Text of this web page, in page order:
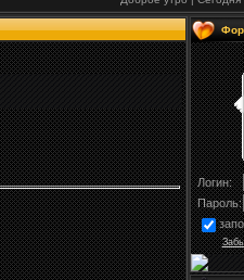
Логин:
Пароль: